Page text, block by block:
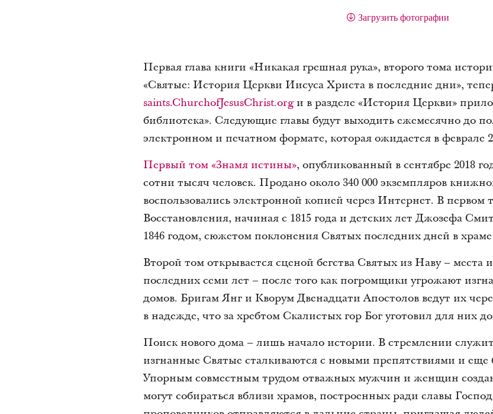
Загрузить фотографии
Первая глава книги «Никакая грешная рука», второго тома
«Святые: История Церкви Иисуса Христа в последние дни»,
saints.ChurchofJesusChrist.orgи в разделе «История Церкви»
библиотека». Следующие главы будут выходить ежемесячно до
электронном и печатном формате, которая ожидается в феврале
Первый том «Знамя истины», опубликованный в сентябре 2018
сотни тысяч человек. Продано около 340 000 экземпляров
воспользовались электронной копией через Интернет. В первом
Восстановления, начиная с 1815 года и детских лет Джозефа
1846 годом, сюжетом поклонения Святых последних дней в
Второй том открывается сценой бегства Святых из Наву –
последних семи лет – после того как погромщики угрожают
домов. Бригам Янг и Кворум Двенадцати Апостолов ведут их
в надежде, что за хребтом Скалистых гор Бог уготовил для них
Поиск нового дома – лишь начало истории. В стремлении
изгнанные Святые сталкиваются с новыми препятствиями и
Упорным совместным трудом отважных мужчин и женщин
могут собираться вблизи храмов, построенных ради славы